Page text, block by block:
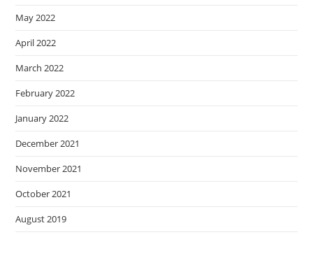
May 2022
April 2022
March 2022
February 2022
January 2022
December 2021
November 2021
October 2021
August 2019